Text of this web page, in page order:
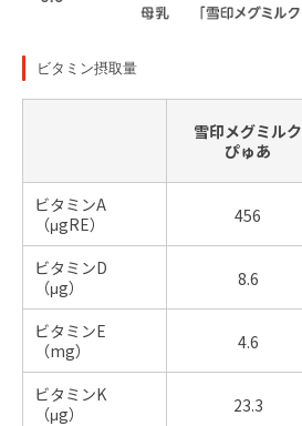
ビタミン摂取量
雪印メグミルク
ぴゅあ
ビタミンA
（μgRE）
456
ビタミンD
（μg）
8.6
ビタミンE
（mg）
4.6
ビタミンK
（μg）
23.3